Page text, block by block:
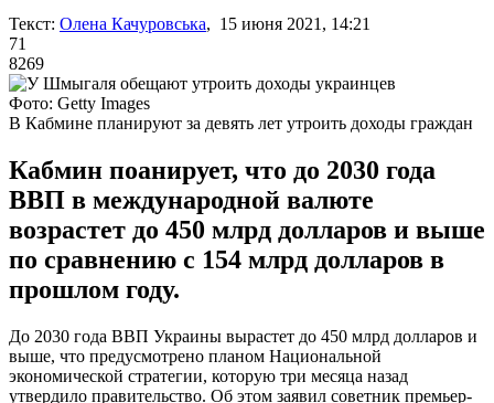
Текст: Олена Качуровська, 15 июня 2021, 14:21
71
8269
Фото: Getty Images
В Кабмине планируют за девять лет утроить доходы граждан
Кабмин поанирует, что до 2030 года
ВВП в международной валюте
возрастет до 450 млрд долларов и выше
по сравнению с 154 млрд долларов в
прошлом году.
До 2030 года ВВП Украины вырастет до 450 млрд долларов и
выше, что предусмотрено планом Национальной
экономической стратегии, которую три месяца назад
утвердило правительство. Об этом заявил советник премьер-